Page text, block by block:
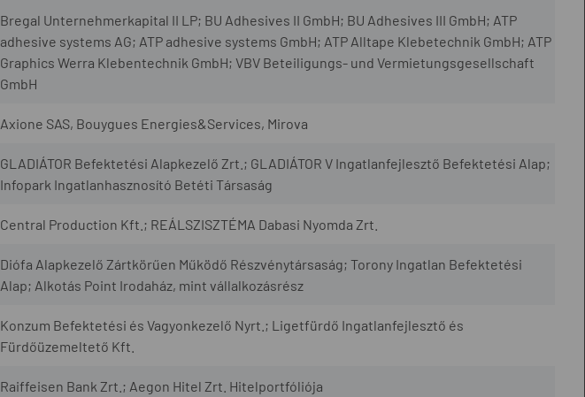
Bregal Unternehmerkapital II LP; BU Adhesives II GmbH; BU Adhesives III GmbH; ATP
adhesive systems AG; ATP adhesive systems GmbH; ATP Alltape Klebetechnik GmbH; ATP
Graphics Werra Klebentechnik GmbH; VBV Beteiligungs- und Vermietungsgesellschaft
GmbH
Axione SAS, Bouygues Energies&Services, Mirova
GLADIÁTOR Befektetési Alapkezelő Zrt.; GLADIÁTOR V Ingatlanfejlesztő Befektetési Alap;
Infopark Ingatlanhasznosító Betéti Társaság
Central Production Kft.; REÁLSZISZTÉMA Dabasi Nyomda Zrt.
Diófa Alapkezelő Zártkörűen Működő Részvénytársaság; Torony Ingatlan Befektetési
Alap; Alkotás Point Irodaház, mint vállalkozásrész
Konzum Befektetési és Vagyonkezelő Nyrt.; Ligetfürdő Ingatlanfejlesztő és
Fürdőüzemeltető Kft.
Raiffeisen Bank Zrt.; Aegon Hitel Zrt. Hitelportfóliója